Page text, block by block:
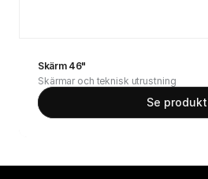
Skärm 46"
Skärmar och teknisk utrustning
Se produkt